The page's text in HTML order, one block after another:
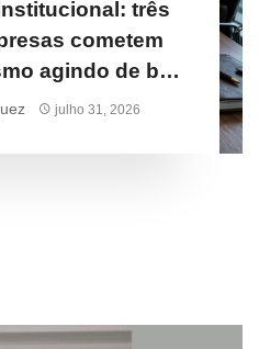
três
cometem
agindo de boa-
fé
julho 31, 2026